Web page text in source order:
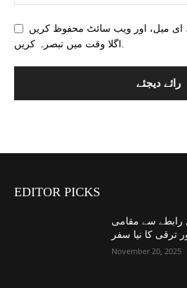
ای میل، اور ویب سائٹ محفوظ کریں
EDITOR PICKS
رابطے سے مقامی
ترقی کا نیا سفر
November 20, 2025